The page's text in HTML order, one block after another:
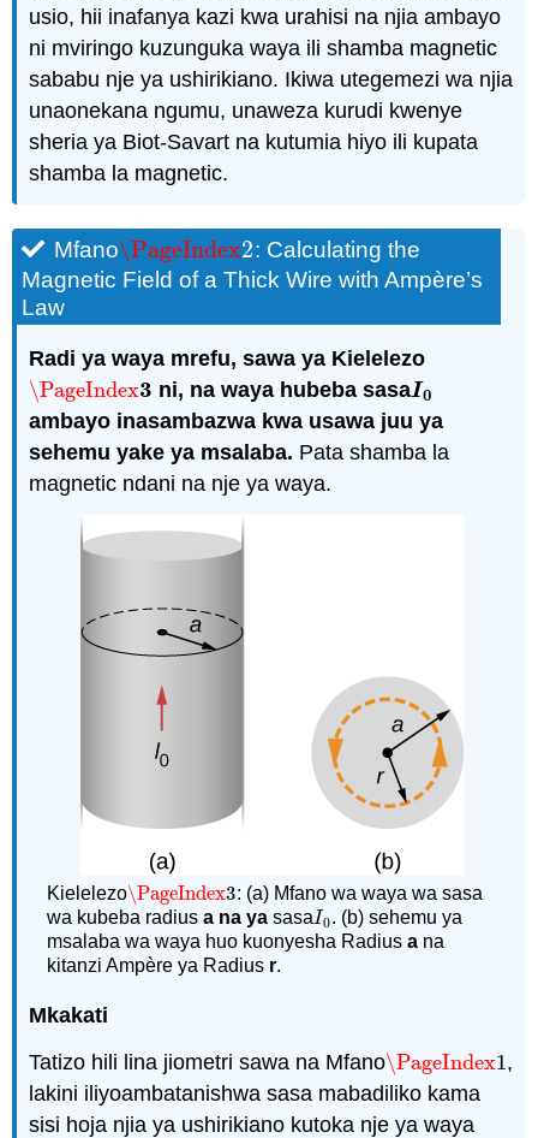
usio, hii inafanya kazi kwa urahisi na njia ambayo
ni mviringo kuzunguka waya ili shamba magnetic
sababu nje ya ushirikiano. Ikiwa utegemezi wa njia
unaonekana ngumu, unaweza kurudi kwenye
sheria ya Biot-Savart na kutumia hiyo ili kupata
shamba la magnetic.
Mfano\PageIndex2
\PageIndex2: Calculating the
Magnetic Field of a Thick Wire with Ampère’s
Law
Radi ya waya mrefu, sawa ya Kielelezo
\PageIndex3
\PageIndex3 ni, na waya hubeba sasaI0
I0
ambayo inasambazwa kwa usawa juu ya
sehemu yake ya msalaba. Pata shamba la
magnetic ndani na nje ya waya.
Kielelezo\PageIndex3
\PageIndex3: (a) Mfano wa waya wa sasa
wa kubeba radiusa na ya sasaI0
I0. (b) sehemu ya
msalaba wa waya huo kuonyesha Radiusa na
kitanzi Ampère ya Radius r.
Mkakati
Tatizo hili lina jiometri sawa na Mfano\PageIndex1
\PageIndex1,
lakini iliyoambatanishwa sasa mabadiliko kama
sisi hoja njia ya ushirikiano kutoka nje ya waya